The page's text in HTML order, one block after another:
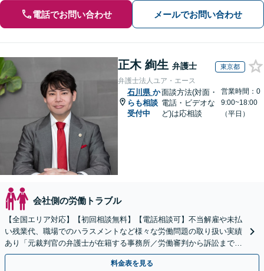
電話でお問い合わせ メールでお問い合わせ
正木 絢生 弁護士 東京都
弁護士法人ユア・エース
石川県 か
らも相談
受付中
面談方法(対面・
電話・ビデオな
ど)は応相談
営業時間：0
9:00~18:00
（平日）
会社側の労働トラブル
【全国エリア対応】【初回相談無料】【電話相談可】不当解雇や未払
い残業代、職場でのハラスメントなど様々な労働問題の取り扱い実績
あり「元裁判官の弁護士が在籍する事務所／労働審判から訴訟まで、
裁判官経験を活かした最適な戦略を立案」
料金表を見る